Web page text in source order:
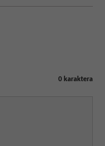
0 karaktera